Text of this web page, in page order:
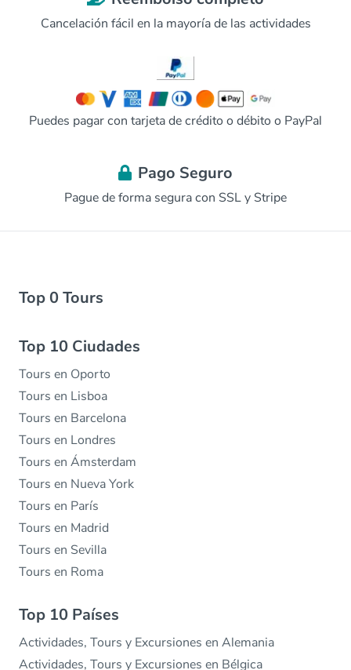
Cancelación fácil en la mayoría de las actividades
Puedes pagar con tarjeta de crédito o débito o PayPal
Pago Seguro
Pague de forma segura con SSL y Stripe
Top 0 Tours
Top 10 Ciudades
Tours en Oporto
Tours en Lisboa
Tours en Barcelona
Tours en Londres
Tours en Ámsterdam
Tours en Nueva York
Tours en París
Tours en Madrid
Tours en Sevilla
Tours en Roma
Top 10 Países
Actividades, Tours y Excursiones en Alemania
Actividades, Tours y Excursiones en Bélgica